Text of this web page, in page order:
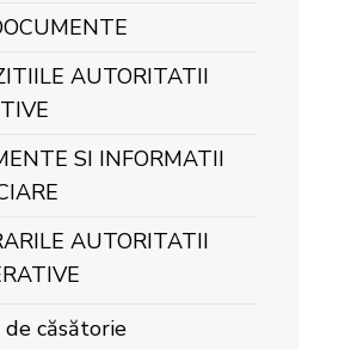
AUTORITATII
SI INFORMATII
AUTORITATII
căsătorie